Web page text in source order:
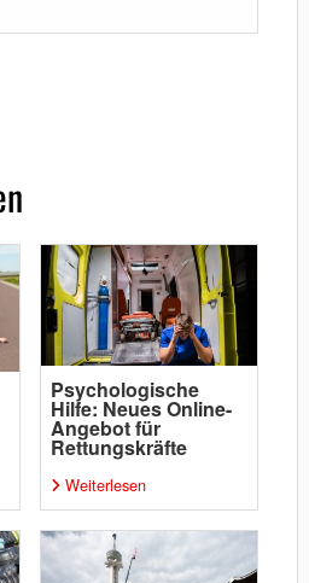
Psychologische
Hilfe: Neues Online-
Angebot für
Rettungskräfte
Weiterlesen